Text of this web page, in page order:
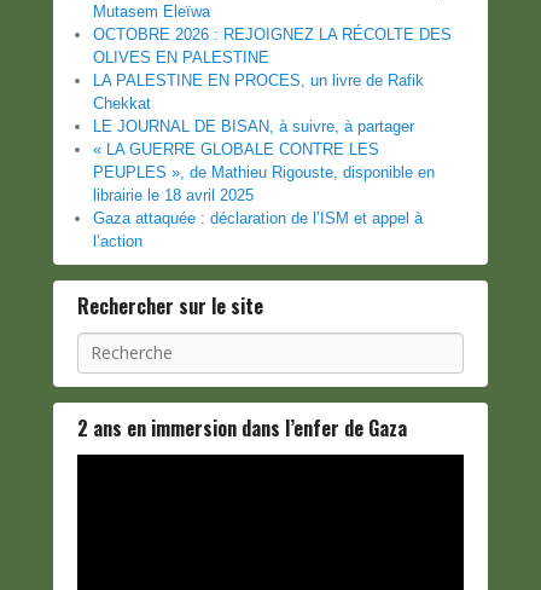
Mutasem Eleïwa
OCTOBRE 2026 : REJOIGNEZ LA RÉCOLTE DES
OLIVES EN PALESTINE
LA PALESTINE EN PROCES, un livre de Rafik
Chekkat
LE JOURNAL DE BISAN, à suivre, à partager
« LA GUERRE GLOBALE CONTRE LES
PEUPLES », de Mathieu Rigouste, disponible en
librairie le 18 avril 2025
Gaza attaquée : déclaration de l’ISM et appel à
l’action
Rechercher sur le site
Recherche
2 ans en immersion dans l’enfer de Gaza